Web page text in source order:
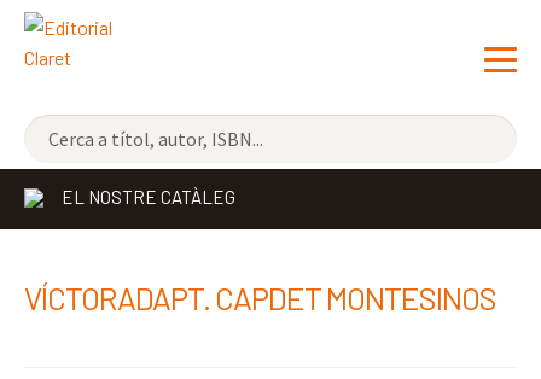
NOVETATS
ELS MÉS VENUTS
EL NOSTRE CATÀLEG
VÍCTORADAPT. CAPDET MONTESINOS